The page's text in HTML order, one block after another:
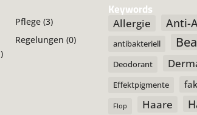
Pflege(3)
Regelungen (0)
Keywords
Allergie Anti-
antibakteriell
Deodorant
Effektpigmente
Flop Haare